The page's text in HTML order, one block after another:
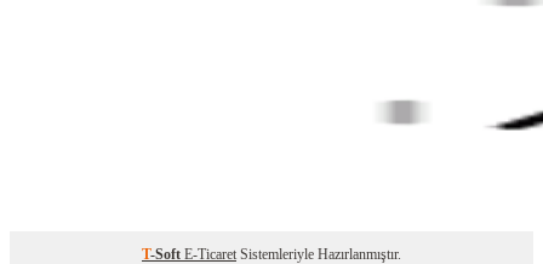
T-Soft E-Ticaret Sistemleriyle Hazırlanmıştır.